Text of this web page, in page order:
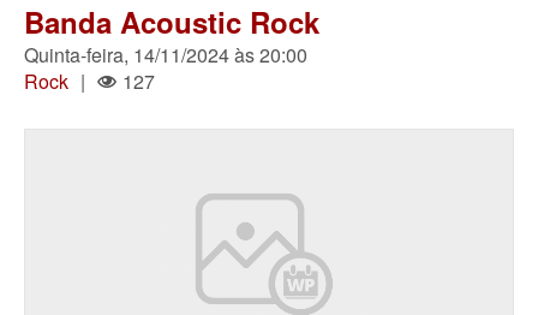
Banda Acoustic Rock
Quinta-feira, 14/11/2024 às 20:00
Rock | 127